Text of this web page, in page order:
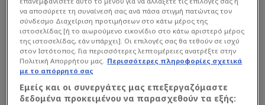
Για την Εθνική αξίζουν συγχαρητήρια παρότι
γυρίζει πίσω στη χώρα και πάλι με άδεια τα
χέρια. Εφτασαν τα 15 τα χρόνια, που μένει χωρίς
μετάλλιο, και η κατάσταση γενικώς πάει από το
κακό στο χειρότερο.
να αποσύρετε τη συναίνεσή σας ανά πάσα στιγμή πατώντας τον
σύνδεσμο Διαχείριση προτιμήσεων στο κάτω μέρος της
ιστοσελίδας [ή το αιωρούμενο εικονίδιο στο κάτω αριστερό μέρος
της ιστοσελίδας, εάν υπάρχει]. Οι επιλογές σας θα τεθούν σε ισχύ
στον Ιστότοπος. Για περισσότερες λεπτομέρειες ανατρέξτε στην
Πολιτική Απορρήτου μας. Περισσότερες πληροφορίες σχετικά
με το απόρρητό σας
Εμείς και οι συνεργάτες μας επεξεργαζόμαστε
δεδομένα προκειμένου να παρασχεθούν τα εξής: